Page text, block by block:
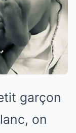
garçon
on